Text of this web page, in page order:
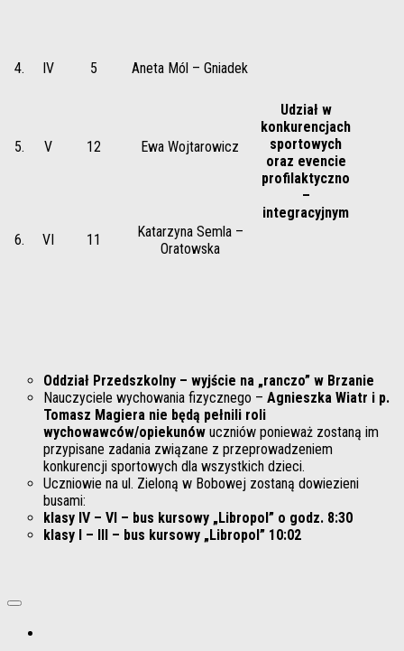
4. IV 5 Aneta Mól – Gniadek
Udział w
konkurencjach
sportowych
oraz evencie
profilaktyczno
–
integracyjnym
5. V 12 Ewa Wojtarowicz
6. VI 11
Katarzyna Semla –
Oratowska
Oddział Przedszkolny – wyjście na „ranczo” w Brzanie
Nauczyciele wychowania fizycznego – Agnieszka Wiatr i p.
Tomasz Magiera nie będą pełnili roli
wychowawców/opiekunów uczniów ponieważ zostaną im
przypisane zadania związane z przeprowadzeniem
konkurencji sportowych dla wszystkich dzieci.
Uczniowie na ul. Zieloną w Bobowej zostaną dowiezieni
busami:
klasy IV – VI – bus kursowy „Libropol” o godz. 8:30
klasy I – III – bus kursowy „Libropol” 10:02